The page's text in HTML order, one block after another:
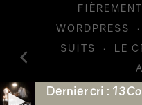
Dernier cri : 13
WORDPRESS
·
SUITS
· LE